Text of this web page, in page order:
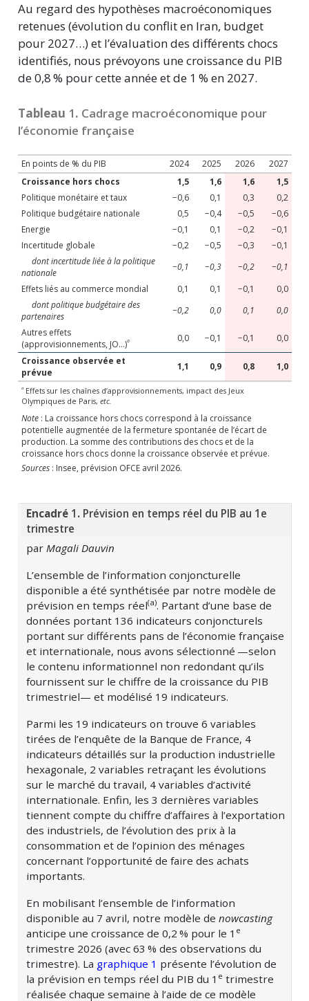
Au regard des hypothèses macroéconomiques
retenues (évolution du conflit en Iran, budget
pour 2027…) et l’évaluation des différents chocs
identifiés, nous prévoyons une croissance du PIB
de0,8 % pour cette année et de 1 % en 2027.
Tableau 1. Cadrage macroéconomique pour
l’économie française
En points de % du PIB 2024 2025 2026
2027
Croissance hors chocs
1,5 1,6 1,6
1,5
Politique monétaire et taux
−0,6 0,1 0,3
0,2
Politique budgétaire nationale
0,5 −0,4 −0,5
−0,6
Energie
−0,1 0,1 −0,2
−0,1
Incertitude globale
−0,2 −0,5 −0,3
−0,1
dont incertitude liée à la politique
nationale
−0,1 −0,3 −0,2
−0,1
Effets liés au commerce mondial
0,1 0,1 −0,1
0,0
dont politique budgétaire des
partenaires
−0,2 0,0 0,1
0,0
Autres effets
(approvisionnements, JO...)a 0,0 −0,1 −0,1
0,0
Croissance observée et
prévue
1,1 0,9 0,8 1,0
a Effets sur les chaînes d’approvisionnements, impact des Jeux
Olympiques de Paris, etc.
Note: La croissance hors chocs correspond à la croissance
potentielle augmentée de la fermeture spontanée de l’écart de
production. La somme des contributions des chocs et de la
croissance hors chocs donne la croissance observée et prévue.
Sources: Insee, prévision OFCE avril 2026.
Encadré 1 . Prévision en temps réel du PIB au 1e
trimestre
par Magali Dauvin
L’ensemble de l’information conjoncturelle
disponible a été synthétisée par notre modèle de
prévision en temps réel(a). Partant d’une base de
données portant 136 indicateurs conjoncturels
portant sur différents pans de l’économie française
et internationale, nous avonssélectionné —selon
le contenu informationnel non redondant qu’ils
fournissent sur le chiffre de la croissance du PIB
trimestriel— et modélisé 19 indicateurs.
Parmi les 19 indicateurs on trouve 6 variables
tirées de l’enquête de la Banque de France, 4
indicateurs détaillés sur la production industrielle
hexagonale, 2 variables retraçant les évolutions
sur le marché du travail, 4 variables d’activité
internationale. Enfin, les 3 dernières variables
tiennent compte du chiffre d’affaires à l’exportation
des industriels, de l’évolution des prix à la
consommation et de l’opinion des ménages
concernant l’opportunité de faire des achats
importants.
En mobilisant l’ensemble de l’information
disponible au 7 avril, notre modèle denowcasting
anticipe une croissance de0,2 % pour le 1 e
trimestre 2026 (avec63 % des observations du
trimestre). La graphique 1 présente l’évolution de
la prévision en temps réel du PIB du 1 e trimestre
réalisée chaque semaine à l’aide de ce modèle